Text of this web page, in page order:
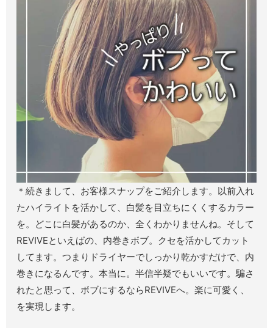
＊続きまして、お客様スナップをご紹介します。以前入れ
たハイライトを活かして、白髪を目立ちにくくするカラー
を。どこに白髪があるのか、全くわかりませんね。そして
REVIVEといえばの、内巻きボブ。クセを活かしてカット
してます。つまりドライヤーでしっかり乾かすだけで、内
巻きになるんです。本当に。半信半疑でもいいです。騙さ
れたと思って、ボブにするならREVIVEへ。楽に可愛く、
を実現します。